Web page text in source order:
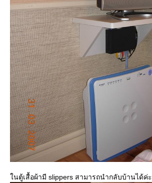
นตู้เสื้อผ้ามี slippers สามารถนำกลับบ้านได้ค่ะ